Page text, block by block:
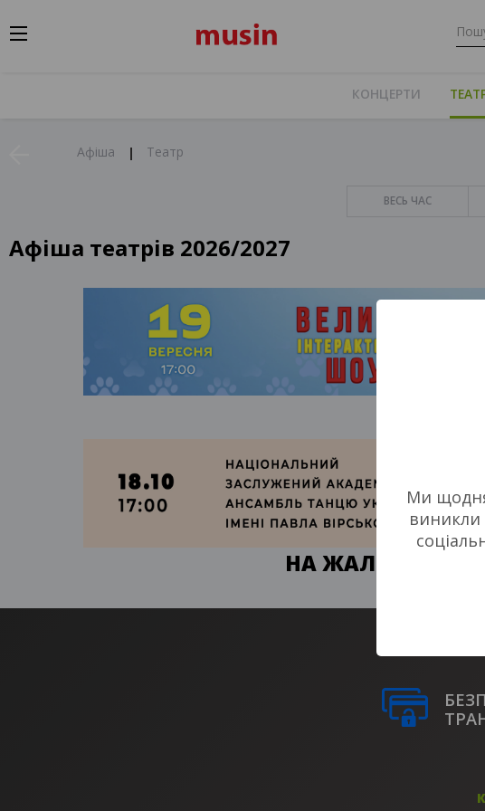
КОНЦЕРТИ
Афіша Театр
ВЕСЬ ЧАС
Афіша театрів 2026/2027
НА ЖАЛЬ, НЕМАЄ
Ми
виникли